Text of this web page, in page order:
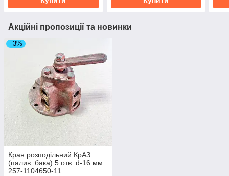
Акційні пропозиції та новинки
–3%
Кран розподільний КрАЗ
(палив. бака) 5 отв. d-16 мм
257-1104650-11